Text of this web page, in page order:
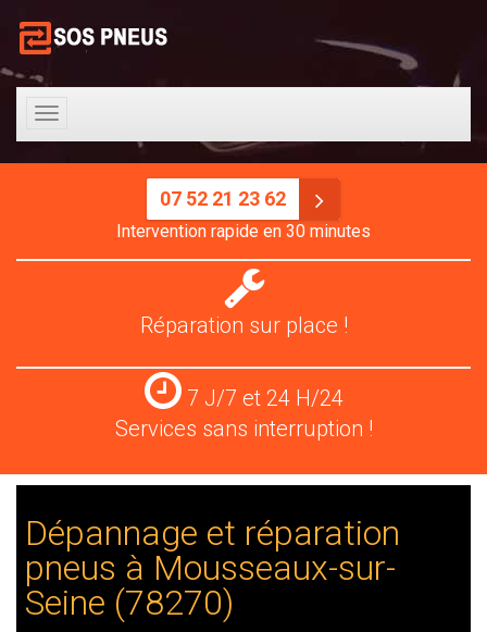
Toggle
navigation
07 52 21 23 62
Intervention rapide en 30 minutes
Réparation
pneus
Réparation sur place !
Services
24
H/24
7 J/7 et 24 H/24
Services sans interruption !
Dépannage et réparation
pneus à Mousseaux-sur-
Seine (78270)